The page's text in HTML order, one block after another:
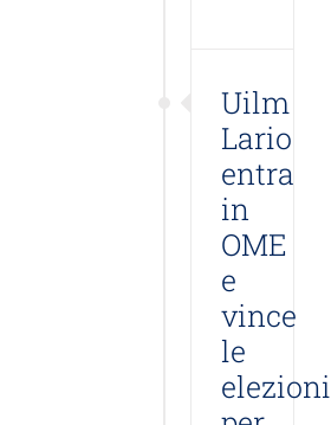
Uilm
Lario
entra
in
OME
e
vince
le
elezioni